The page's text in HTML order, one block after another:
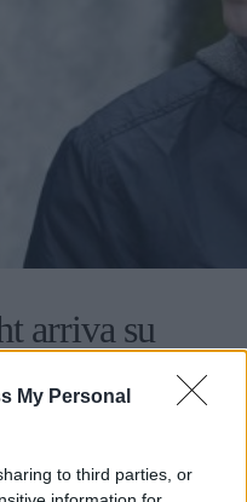
My Personal
to third parties, or
arriva su
meme
dato il benvenuto